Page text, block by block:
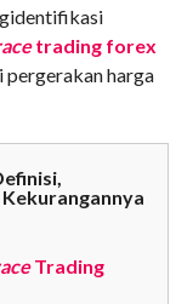
trading forex
pergerakan harga
Trading